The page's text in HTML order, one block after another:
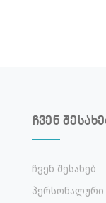
ჩვენ
Ჩვენ Შესახებ
Პერსონალური